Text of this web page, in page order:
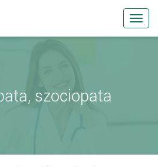
szociopata